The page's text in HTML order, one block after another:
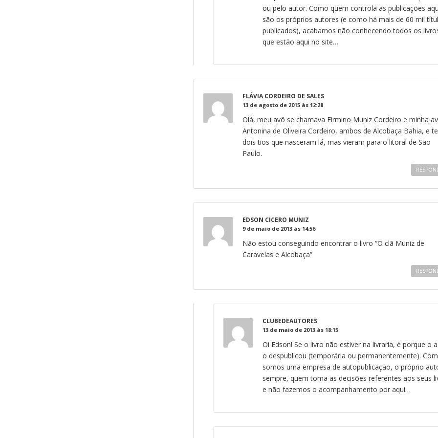
ou pelo autor. Como quem controla as publicações
são os próprios autores (e como há mais de 60 mil
publicados), acabamos não conhecendo todos os
que estão aqui no site…
FLÁVIA CORDEIRO DE SALES
13 de agosto de 2015 às 12:28
Olá, meu avô se chamava Firmino Muniz Cordeiro e minha
Antonina de Oliveira Cordeiro, ambos de Alcobaça Bahia, e
dois tios que nasceram lá, mas vieram para o litoral de São
Paulo.
EDSON CICERO MUNIZ
9 de maio de 2013 às 14:56
Não estou conseguindo encontrar o livro “O clã Muniz de
Caravelas e Alcobaça”
CLUBEDEAUTORES
13 de maio de 2013 às 18:15
Oi Edson! Se o livro não estiver na livraria, é porque o
o despublicou (temporária ou permanentemente).
somos uma empresa de autopublicação, o próprio
sempre, quem toma as decisões referentes aos seus
e não fazemos o acompanhamento por aqui…